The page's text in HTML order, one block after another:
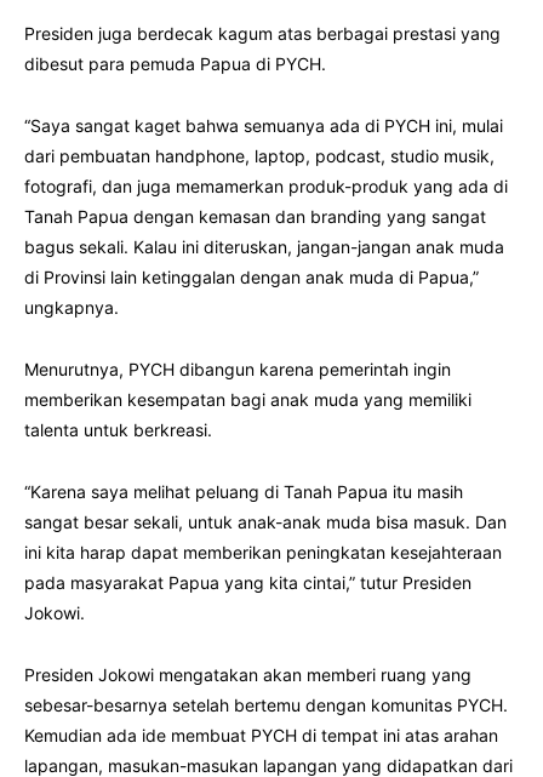
Presiden juga berdecak kagum atas berbagai prestasi yang
dibesut para pemuda Papua di PYCH.
“Saya sangat kaget bahwa semuanya ada di PYCH ini, mulai
dari pembuatan handphone, laptop, podcast, studio musik,
fotografi, dan juga memamerkan produk-produk yang ada di
Tanah Papua dengan kemasan dan branding yang sangat
bagus sekali. Kalau ini diteruskan, jangan-jangan anak muda
di Provinsi lain ketinggalan dengan anak muda di Papua,”
ungkapnya.
Menurutnya, PYCH dibangun karena pemerintah ingin
memberikan kesempatan bagi anak muda yang memiliki
talenta untuk berkreasi.
“Karena saya melihat peluang di Tanah Papua itu masih
sangat besar sekali, untuk anak-anak muda bisa masuk. Dan
ini kita harap dapat memberikan peningkatan kesejahteraan
pada masyarakat Papua yang kita cintai,” tutur Presiden
Jokowi.
Presiden Jokowi mengatakan akan memberi ruang yang
sebesar-besarnya setelah bertemu dengan komunitas PYCH.
Kemudian ada ide membuat PYCH di tempat ini atas arahan
lapangan, masukan-masukan lapangan yang didapatkan dari